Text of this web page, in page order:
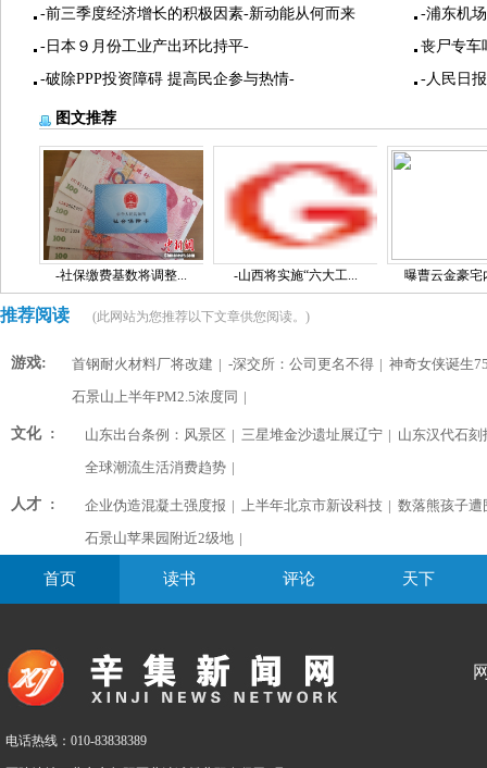
-前三季度经济增长的积极因素-新动能从何而来
-日本９月份工业产出环比持平-
-破除PPP投资障碍 提高民企参与热情-
-浦东机
丧尸专车
-人民日
图文推荐
-社保缴费基数将调整... -山西将实施“六大工... 曝曹云金豪宅
推荐阅读 (此网站为您推荐以下文章供您阅读。)
游戏: 首钢耐火材料厂将改建 | -深交所：公司更名不得 | 神奇女侠诞生
石景山上半年PM2.5浓度同 |
文化 : 山东出台条例：风景区 | 三星堆金沙遗址展辽宁 | 山东汉代石刻
全球潮流生活消费趋势 |
人才 : 企业伪造混凝土强度报 | 上半年北京市新设科技 | 数落熊孩子遭
石景山苹果园附近2级地 |
首页 读书 评论 天下
电话热线：010-83838389